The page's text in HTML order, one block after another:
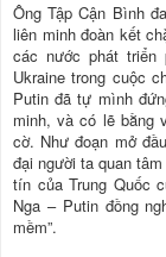
Ông Tập Cận Bình
liên minh đoàn kết
các nước phát triển
Ukraine trong cuộc
Putin đã tự mình
minh, và có lẽ bằng
cờ. Như đoạn mở
đại người ta quan
tín của Trung Quốc
Nga – Putin đồng
mềm”.